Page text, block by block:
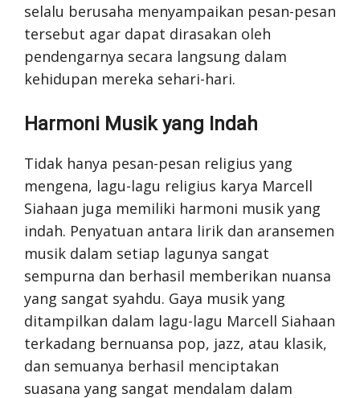
selalu berusaha menyampaikan pesan-pesan
tersebut agar dapat dirasakan oleh
pendengarnya secara langsung dalam
kehidupan mereka sehari-hari.
Harmoni Musik yang Indah
Tidak hanya pesan-pesan religius yang
mengena, lagu-lagu religius karya Marcell
Siahaan juga memiliki harmoni musik yang
indah. Penyatuan antara lirik dan aransemen
musik dalam setiap lagunya sangat
sempurna dan berhasil memberikan nuansa
yang sangat syahdu. Gaya musik yang
ditampilkan dalam lagu-lagu Marcell Siahaan
terkadang bernuansa pop, jazz, atau klasik,
dan semuanya berhasil menciptakan
suasana yang sangat mendalam dalam